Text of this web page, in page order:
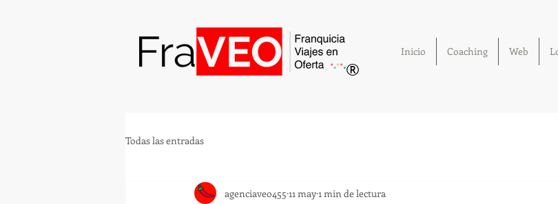
®
Inicio Coaching Web
Todas las entradas
agenciaveo455 11 may1 min de lectura